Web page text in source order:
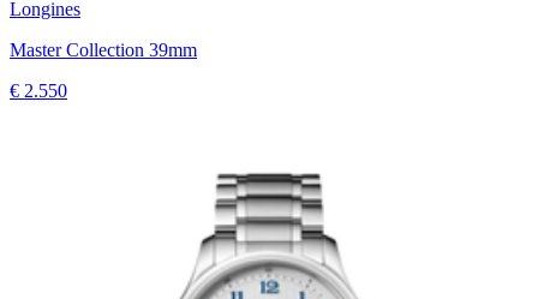
Longines
Master Collection 39mm
€ 2.550